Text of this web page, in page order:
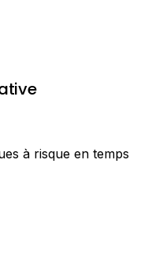
à risque en temps